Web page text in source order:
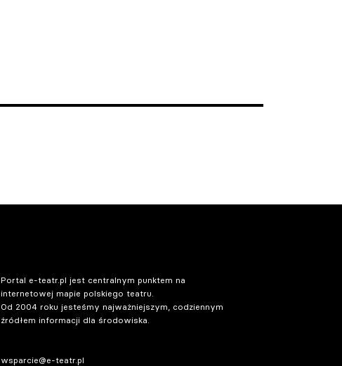
Portal e-teatr.pl jest centralnym punktem na
internetowej mapie polskiego teatru.
Od 2004 roku jesteśmy najważniejszym, codziennym
źródłem informacji dla środowiska.
wsparcie@e-teatr.pl